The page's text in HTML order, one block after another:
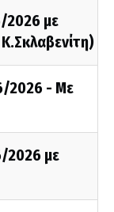
2026 με
2026 - Με
2026 με